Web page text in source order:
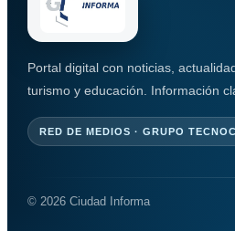
Portal digital con noticias,
turismo y educación. Información
RED DE MEDIOS · GRUPO
© 2026 Ciudad Informa